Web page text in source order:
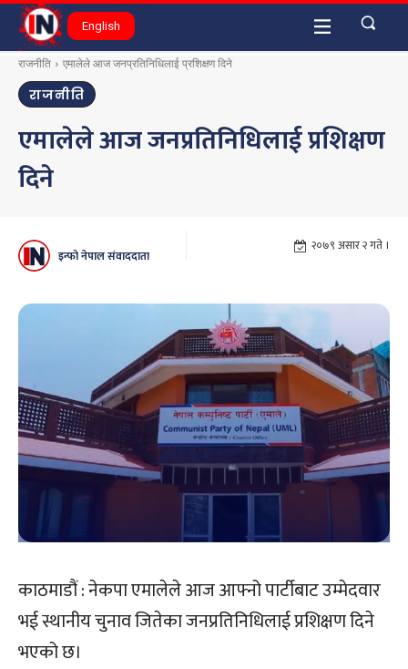
English
राजनीति एमालेले आज जनप्रतिनिधिलाई प्रशिक्षण दिने
राजनीति
एमालेले आज जनप्रतिनिधिलाई प्रशिक्षण
दिने
इन्फो नेपाल संवाददाता
२०७९ असार २ गते ।
काठमाडौं : नेकपा एमालेले आज आफ्नो पार्टीबाट उम्मेदवार
भई स्थानीय चुनाव जितेका जनप्रतिनिधिलाई प्रशिक्षण दिने
भएको छ।